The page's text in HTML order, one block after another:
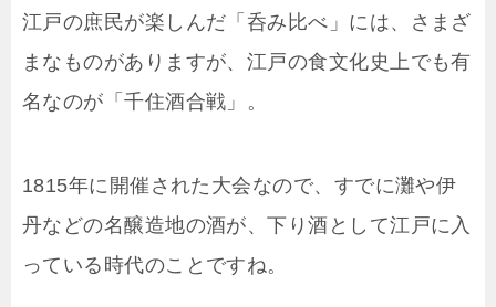
江戸の庶民が楽しんだ「呑み比べ」には、さまざ
まなものがありますが、江戸の食文化史上でも有
名なのが「千住酒合戦」。
1815年に開催された大会なので、すでに灘や伊
丹などの名醸造地の酒が、下り酒として江戸に入
っている時代のことですね。